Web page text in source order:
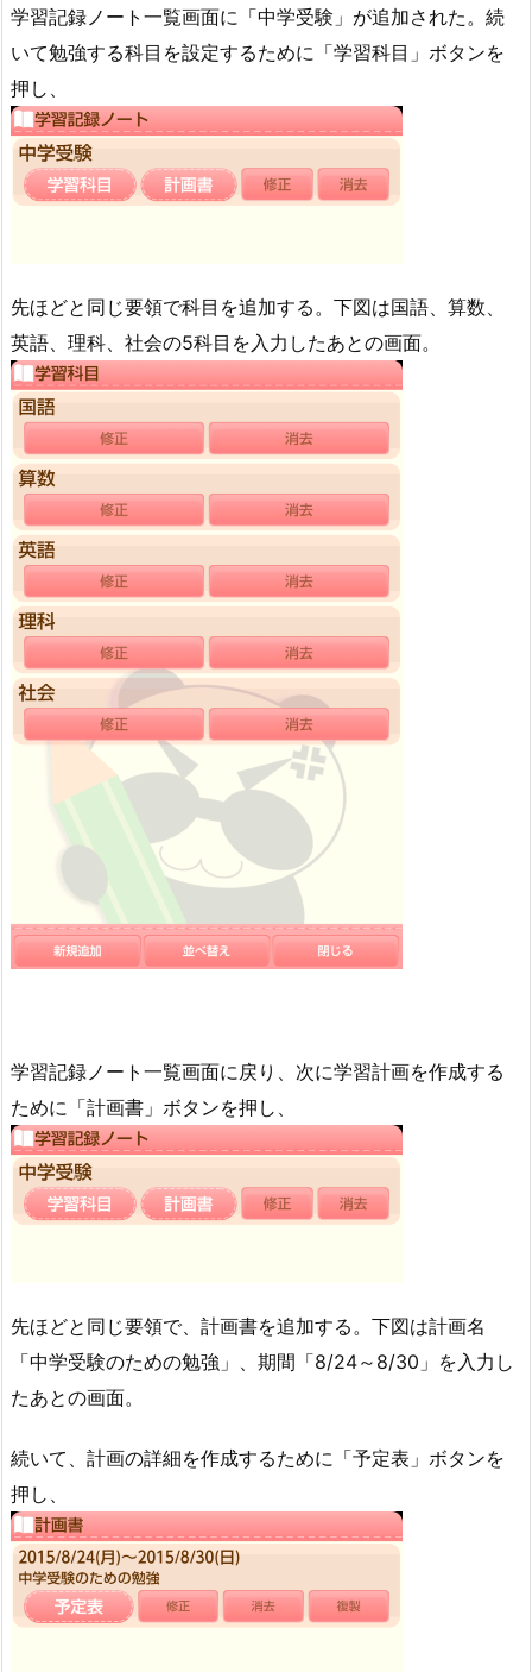
学習記録ノート一覧画面に「中学受験」が追加された。続
いて勉強する科目を設定するために「学習科目」ボタンを
押し、
先ほどと同じ要領で科目を追加する。下図は国語、算数、
英語、理科、社会の5科目を入力したあとの画面。
学習記録ノート一覧画面に戻り、次に学習計画を作成する
ために「計画書」ボタンを押し、
先ほどと同じ要領で、計画書を追加する。下図は計画名
「中学受験のための勉強」、期間「8/24～8/30」を入力し
たあとの画面。
続いて、計画の詳細を作成するために「予定表」ボタンを
押し、